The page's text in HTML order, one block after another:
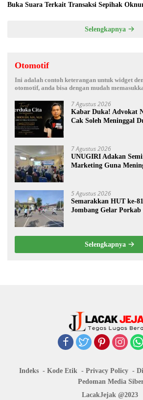
Buka Suara Terkait Transaksi Sepihak
Selengkapnya
Otomotif
Ini adalah contoh keterangan untuk widget
otomotif, anda bisa dengan mudah
7 Agustus 2026
Kabar Duka! Advokat
Cak Soleh Meninggal
7 Agustus 2026
UNUGIRI Adakan
Marketing Guna
5 Agustus 2026
Semarakkan HUT ke-
Jombang Gelar
Selengkapnya
Indeks Kode Etik Privacy Policy
Pedoman Media
LacakJejak @2023